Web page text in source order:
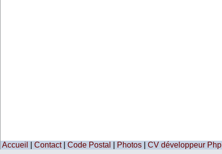
Accueil Contact| Code Postal Photos| CV développeur Php